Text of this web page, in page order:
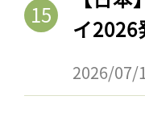
イ
2026/07/